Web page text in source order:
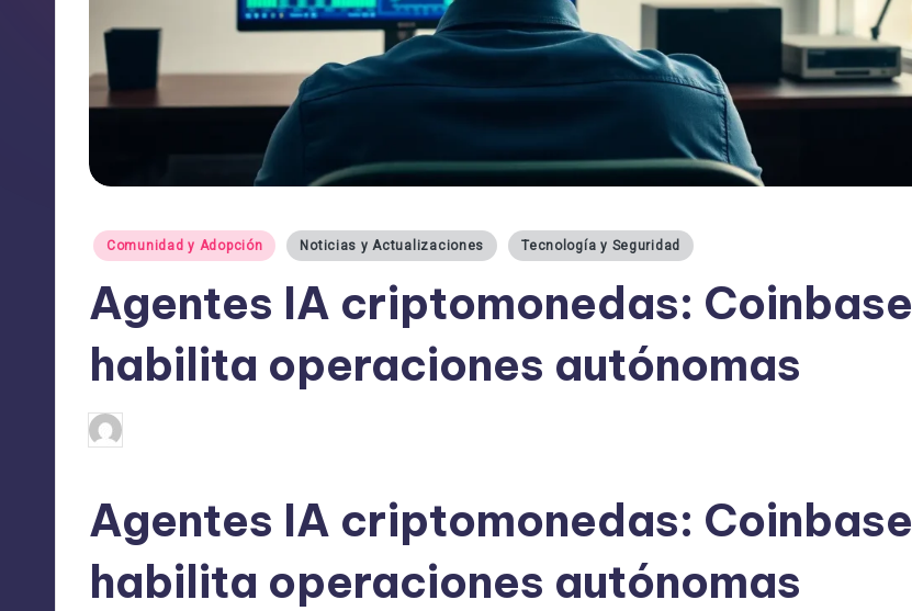
Publicado
Comunidad y Adopción Noticias y Actualizaciones Tecnología y Seguridad
Agentes IA criptomonedas: Coinbase
habilita operaciones autónomas
Publicado
por
Agentes IA criptomonedas: Coinbase
habilita operaciones autónomas